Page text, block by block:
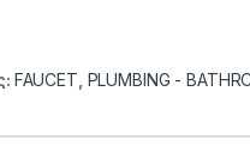
FAUCET PLUMBING -